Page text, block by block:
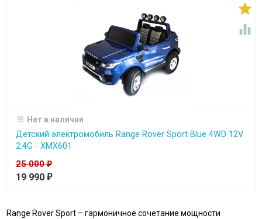


Нет в наличии
Детский электромобиль Range Rover Sport Blue 4WD 12V
2.4G - XMX601
25 000₽
19 990 ₽
Range Rover Sport – гармоничное сочетание мощности